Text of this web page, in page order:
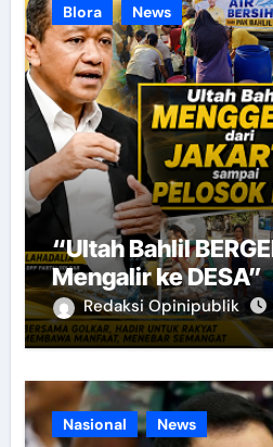
Blora News
“Ultah Bahlil
Mengalir ke DESA”
Redaksi Opinipublik
Nasional News